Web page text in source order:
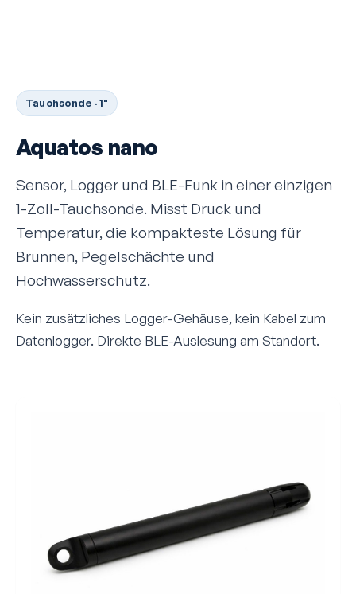
Tauchsonde · 1"
Aquatos nano
Sensor, Logger und BLE-Funk in einer einzigen
1-Zoll-Tauchsonde. Misst Druck und
Temperatur, die kompakteste Lösung für
Brunnen, Pegelschächte und
Hochwasserschutz.
Kein zusätzliches Logger-Gehäuse, kein Kabel zum
Datenlogger. Direkte BLE-Auslesung am Standort.